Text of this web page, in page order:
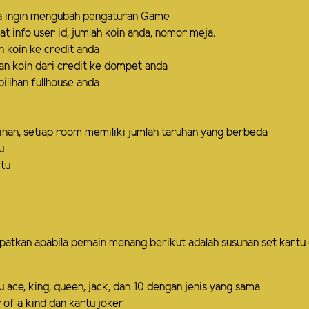
mengubah pengaturan Game
info user id, jumlah koin anda, nomor meja.
koin ke credit anda
koin dari credit ke dompet anda
fullhouse anda
setiap room memiliki jumlah taruhan yang berbeda
apabila pemain menang berikut adalah susunan set
king, queen, jack, dan 10 dengan jenis yang sama
of a kind dan kartu joker